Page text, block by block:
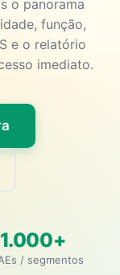
o panorama
função,
e o relatório
imediato.
1.000+
/ segmentos